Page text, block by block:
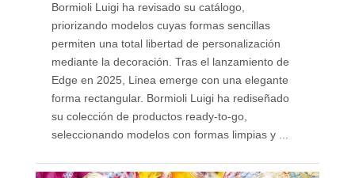
Bormioli Luigi ha revisado su catálogo,
priorizando modelos cuyas formas sencillas
permiten una total libertad de personalización
mediante la decoración. Tras el lanzamiento de
Edge en 2025, Linea emerge con una elegante
forma rectangular. Bormioli Luigi ha rediseñado
su colección de productos ready-to-go,
seleccionando modelos con formas limpias y ...